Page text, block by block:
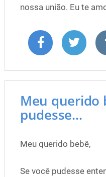
nossa união. Eu te
Meu querido
pudesse...
Meu querido bebê,
Se você pudesse